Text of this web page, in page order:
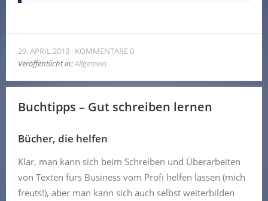
29. APRIL 2013 KOMMENTARE 0
Veröffentlicht in:Allgemein
Buchtipps – Gut schreiben lernen
Bücher, die helfen
Klar, man kann sich beim Schreiben und Überarbeiten
von Texten fürs Business vom Profi helfen lassen (mich
freuts!), aber man kann sich auch selbst weiterbilden